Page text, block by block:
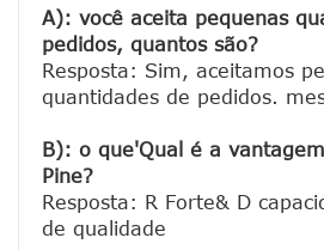
A): você aceita pequenas
pedidos, quantos são?
Resposta: Sim, aceitamos
quantidades de pedidos.
B): o que'Qual é a
Pine?
Resposta: R Forte& D
de qualidade